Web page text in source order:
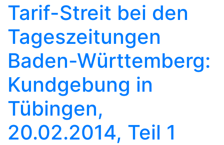
Tarif-Streit bei den
Tageszeitungen
Baden-Württemberg:
Kundgebung in
Tübingen,
20.02.2014, Teil 1